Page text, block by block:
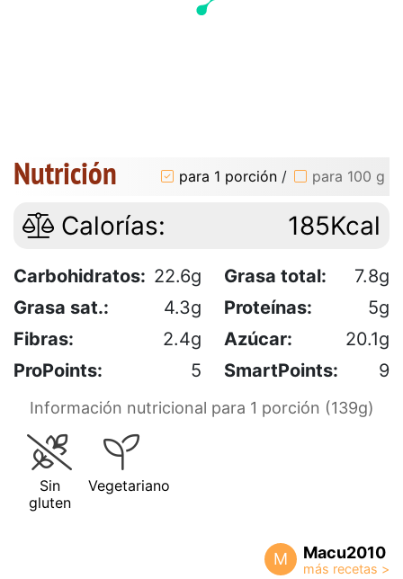
Nutrición para 1 porción / para 100 g
Calorías: 185Kcal
Carbohidratos: 22.6g Grasa total:
7.8g
Grasa sat.:
4.3g Proteínas:
5g
Fibras:
2.4g Azúcar:
20.1g
ProPoints:
5 SmartPoints: 9
Información nutricional para 1 porción (139g)
Sin
gluten
Vegetariano
M Macu2010